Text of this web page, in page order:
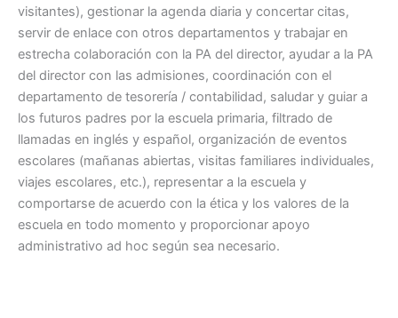
visitantes), gestionar la agenda diaria y concertar citas,
servir de enlace con otros departamentos y trabajar en
estrecha colaboración con la PA del director, ayudar a la PA
del director con las admisiones, coordinación con el
departamento de tesorería / contabilidad, saludar y guiar a
los futuros padres por la escuela primaria, filtrado de
llamadas en inglés y español, organización de eventos
escolares (mañanas abiertas, visitas familiares individuales,
viajes escolares, etc.), representar a la escuela y
comportarse de acuerdo con la ética y los valores de la
escuela en todo momento y proporcionar apoyo
administrativo ad hoc según sea necesario.